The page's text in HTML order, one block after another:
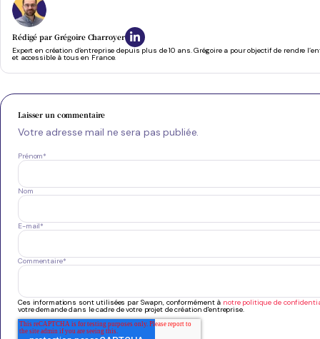
Rédigé par Grégoire Charroyer
Expert en création d’entreprise depuis plus de 10 ans. Grégoire a pour objectif de rendre
et accessible à tous en France.
Laisser un commentaire
Votre adresse mail ne sera pas publiée.
Prénom*
Nom
E-mail*
Commentaire*
Ces informations sont utilisées par Swapn, conformément à notre politique de
votre demande dans le cadre de votre projet de création d'entreprise.